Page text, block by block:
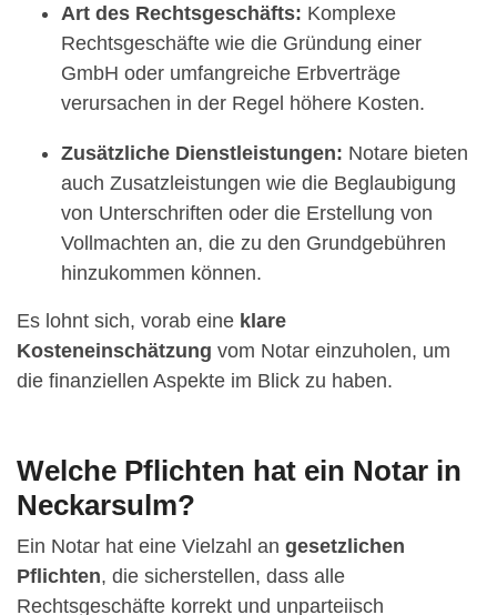
Art des Rechtsgeschäfts: Komplexe
Rechtsgeschäfte wie die Gründung einer
GmbH oder umfangreiche Erbverträge
verursachen in der Regel höhere Kosten.
Zusätzliche Dienstleistungen: Notare bieten
auch Zusatzleistungen wie die Beglaubigung
von Unterschriften oder die Erstellung von
Vollmachten an, die zu den Grundgebühren
hinzukommen können.
Es lohnt sich, vorab eine klare
Kosteneinschätzung vom Notar einzuholen, um
die finanziellen Aspekte im Blick zu haben.
Welche Pflichten hat ein Notar in
Neckarsulm?
Ein Notar hat eine Vielzahl an gesetzlichen
Pflichten, die sicherstellen, dass alle
Rechtsgeschäfte korrekt und unparteiisch